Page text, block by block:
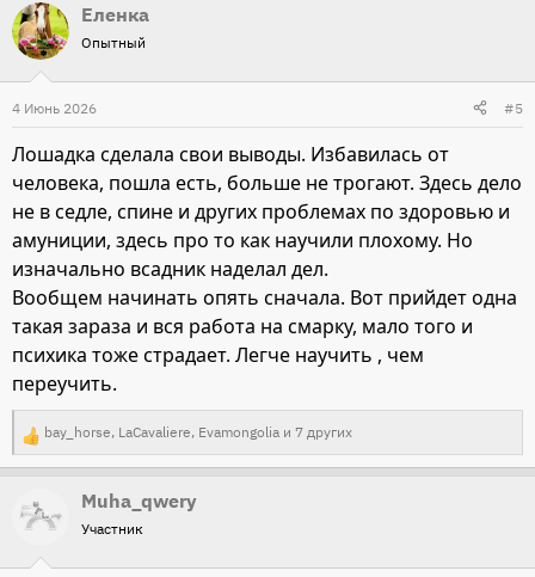
а
к
и
и
:
Еленка
Опытный
4 Июнь 2026 #5
Лошадка сделала свои выводы. Избавилась от
человека, пошла есть, больше не трогают. Здесь дело
не в седле, спине и других проблемах по здоровью и
амуниции, здесь про то как научили плохому. Но
изначально всадник наделал дел.
Вообщем начинать опять сначала. Вот прийдет одна
такая зараза и вся работа на смарку, мало того и
психика тоже страдает. Легче научить , чем
переучить.
Р
е
а
к
bay_horse, LaCavaliere, Evamongolia и 7 других
Muha_qwery
Участник